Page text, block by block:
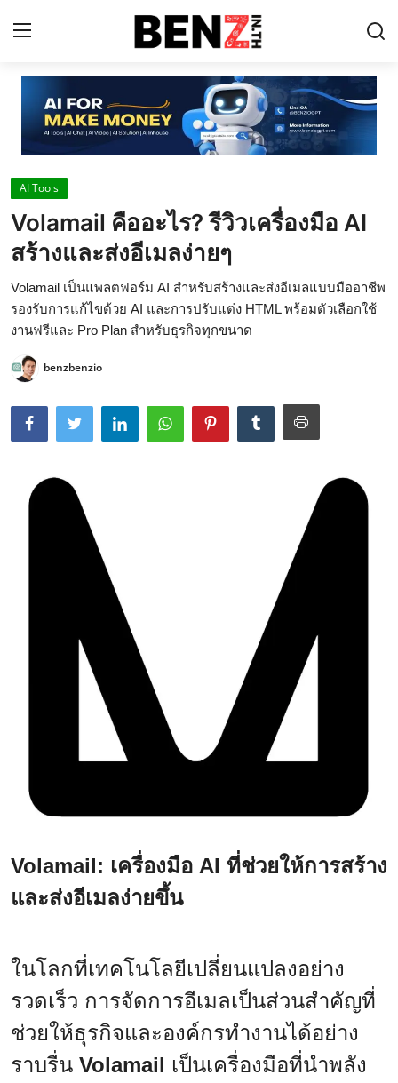
Home
Contact
AI Tools
ChatGPT Prompts
ThaiGPT Builder
AI Tools
Volamail คืออะไร? รีวิวเครื่องมือ AI
สร้างและส่งอีเมลง่ายๆ
Volamail เป็นแพลตฟอร์ม AI สำหรับสร้างและส่งอีเมลแบบมืออาชีพ
รองรับการแก้ไขด้วย AI และการปรับแต่ง HTML พร้อมตัวเลือกใช้
งานฟรีและ Pro Plan สำหรับธุรกิจทุกขนาด
benzbenzio
Volamail: เครื่องมือ AI ที่ช่วยให้การสร้าง
และส่งอีเมลง่ายขึ้น
ในโลกที่เทคโนโลยีเปลี่ยนแปลงอย่าง
รวดเร็ว การจัดการอีเมลเป็นส่วนสำคัญที่
ช่วยให้ธุรกิจและองค์กรทำงานได้อย่าง
ราบรื่น Volamail เป็นเครื่องมือที่นำพลัง